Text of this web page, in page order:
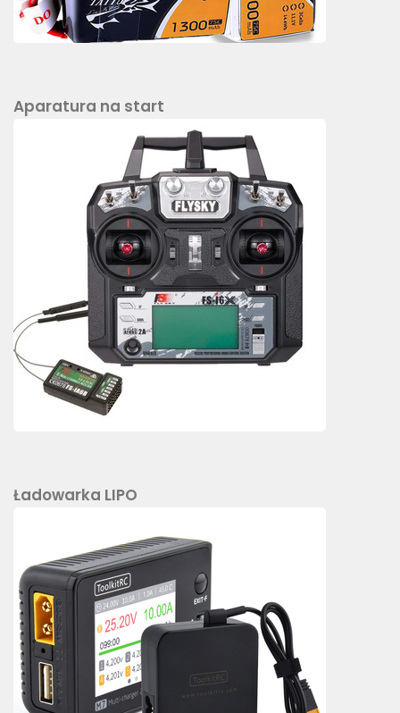
Aparatura na start
Ładowarka LIPO